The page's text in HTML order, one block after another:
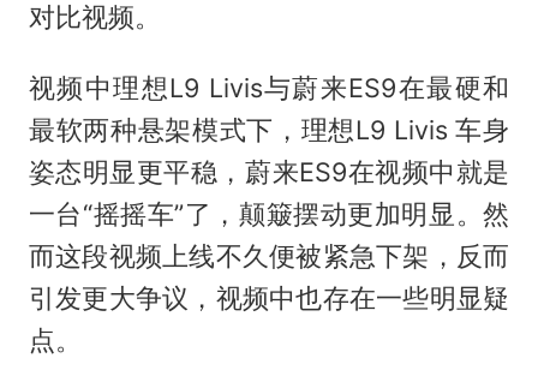
对比视频。
视频中理想L9 Livis与蔚来ES9在最硬和
最软两种悬架模式下，理想L9 Livis 车身
姿态明显更平稳，蔚来ES9在视频中就是
一台“摇摇车”了，颠簸摆动更加明显。然
而这段视频上线不久便被紧急下架，反而
引发更大争议，视频中也存在一些明显疑
点。